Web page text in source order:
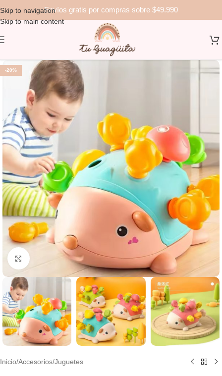
Skip to navigation
Skip to main content
Envíos gratis por compras sobre $49.990
-20%
Clic para agrandar
Inicio/Accesorios/Juguetes